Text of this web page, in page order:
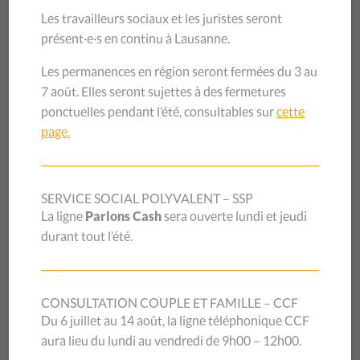
La Boutique Livres de Lausanne a réouvert ses portes
mardi 23 juin.
Par contre, celle de Morges, traditionnellement toujours
fermée pendant les vacances scolaires, restera fermée
SERVICE DE
Le service de ramassage a pu reprendre dans tous nos
lieux. N’hésitez pas à faire usage de notreformulaire de
Les travailleurs sociaux et les juristes seront
présent·e·s en continu à Lausanne.
Les permanences en région seront fermées du 3 au
7 août. Elles seront sujettes à des fermetures
ponctuelles pendant l’été, consultables surcette
page.
SERVICE SOCIAL POLYVALENT – SSP
La ligne Parlons Cashsera ouverte lundi et jeudi
durant tout l’été.
CONSULTATION COUPLE ET FAMILLE – CCF
Du 6 juillet au 14 août, la ligne téléphonique CCF
aura lieu du lundi au vendredi de 9h00 – 12h00.